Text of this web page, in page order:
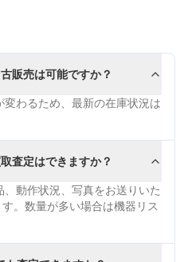
販売は可能ですか？
わるため、最新の在庫状況は
査定はできますか？
動作状況、写真をお送りいた
。数量が多い場合は機器リス